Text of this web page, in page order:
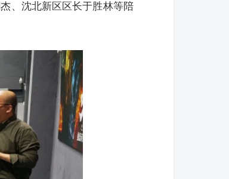
、沈北新区区长于胜林等陪